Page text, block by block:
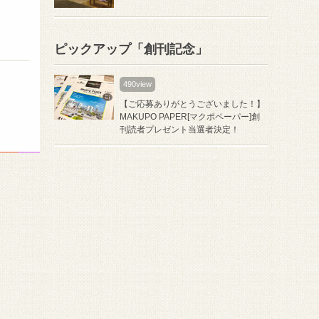
ピックアップ「創刊記念」
490view
【ご応募ありがとうございました！】
MAKUPO PAPER[マクポペーパー]創
刊読者プレゼント当選者決定！